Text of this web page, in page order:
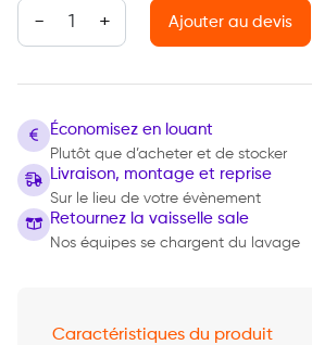
quantité de Fontaine à champagne
Ajouter au devis
Économisez en louant
Plutôt que d’acheter et de stocker
Livraison, montage et reprise
Sur le lieu de votre évènement
Retournez la vaisselle sale
Nos équipes se chargent du lavage
Caractéristiques du produit